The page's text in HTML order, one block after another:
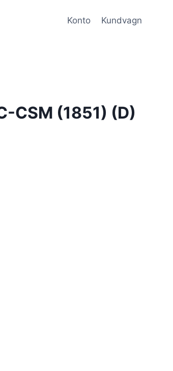
Konto Kundvagn
CSM (1851) (D)